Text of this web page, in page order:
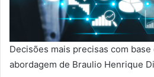
Decisões mais precisas com
abordagem de Braulio Henrique